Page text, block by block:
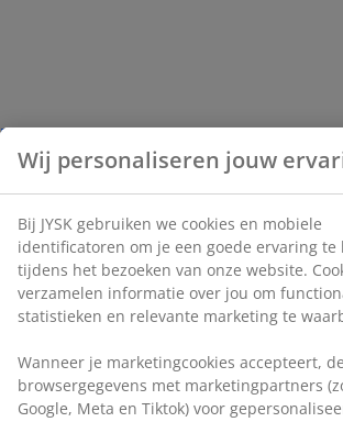
Wij personaliseren jouw
Bij JYSK gebruiken we cookies en mobiele
identificatoren om je een goede ervaring te
tijdens het bezoeken van onze website.
verzamelen informatie over jou om
statistieken en relevante marketing te
Wanneer je marketingcookies accepteert,
browsergegevens met marketingpartners
Google, Meta en Tiktok) voor